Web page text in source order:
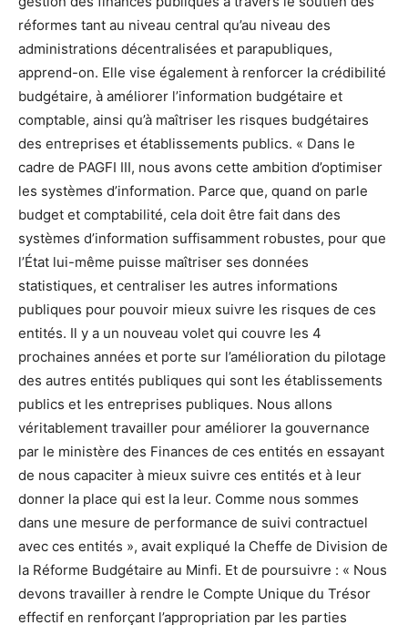
réformes tant au niveau central qu’au niveau des
administrations décentralisées et parapubliques,
apprend-on. Elle vise également à renforcer la crédibilité
budgétaire, à améliorer l’information budgétaire et
comptable, ainsi qu’à maîtriser les risques budgétaires
des entreprises et établissements publics. « Dans le
cadre de PAGFI III, nous avons cette ambition d’optimiser
les systèmes d’information. Parce que, quand on parle
budget et comptabilité, cela doit être fait dans des
systèmes d’information suffisamment robustes, pour que
l’État lui-même puisse maîtriser ses données
statistiques, et centraliser les autres informations
publiques pour pouvoir mieux suivre les risques de ces
entités. Il y a un nouveau volet qui couvre les 4
prochaines années et porte sur l’amélioration du pilotage
des autres entités publiques qui sont les établissements
publics et les entreprises publiques. Nous allons
véritablement travailler pour améliorer la gouvernance
par le ministère des Finances de ces entités en essayant
de nous capaciter à mieux suivre ces entités et à leur
donner la place qui est la leur. Comme nous sommes
dans une mesure de performance de suivi contractuel
avec ces entités », avait expliqué la Cheffe de Division de
la Réforme Budgétaire au Minfi. Et de poursuivre : « Nous
devons travailler à rendre le Compte Unique du Trésor
effectif en renforçant l’appropriation par les parties